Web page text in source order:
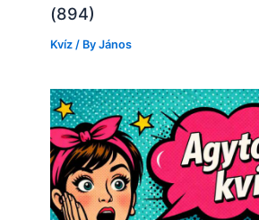
(894)
Kvíz / ByJános